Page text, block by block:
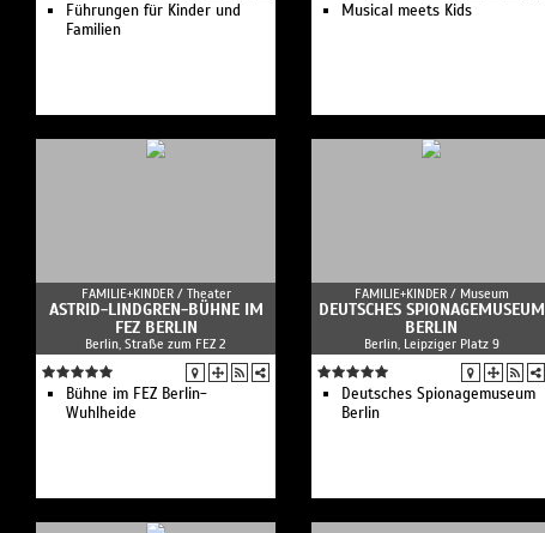
Führungen für Kinder und
Familien
Musical meets Kids
FAMILIE+KINDER / Theater
ASTRID-LINDGREN-BÜHNE IM
FEZ BERLIN
Berlin, Straße zum FEZ 2
Bühne im FEZ Berlin-
Wuhlheide
FAMILIE+KINDER / Museum
DEUTSCHES SPIONAGEMUSEUM
BERLIN
Berlin, Leipziger Platz 9
Deutsches Spionagemuseum
Berlin